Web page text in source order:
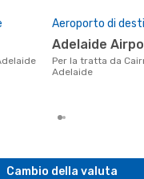
Aeroporto di
Adelaide
Per la tratta da Cairns a
Adelaide
Cambio della valuta